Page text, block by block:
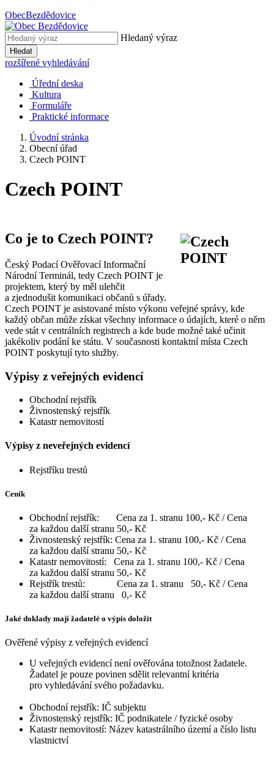
ObecBezdědovice
Hledaný výraz
Hledat
rozšířené vyhledávání
Úřední deska
Kultura
Formuláře
Praktické informace
Úvodní stránka
Obecní úřad
Czech POINT
Czech POINT
Co je to Czech POINT?
Český Podací Ověřovací Informační
Národní Terminál, tedy Czech POINT je
projektem, který by měl ulehčit
a zjednodušit komunikaci občanů s úřady.
Czech POINT je asistované místo výkonu veřejné správy, kde
každý občan může získat všechny informace o údajích, které o něm
vede stát v centrálních registrech a kde bude možné také učinit
jakékoliv podání ke státu. V současnosti kontaktní místa Czech
POINT poskytují tyto služby.
Výpisy z veřejných evidencí
Obchodní rejstřík
Živnostenský rejstřík
Katastr nemovitostí
Výpisy z neveřejných evidencí
Rejstříku trestů
Ceník
Obchodní rejstřík: Cena za 1. stranu 100,- Kč / Cena
za každou další stranu 50,- Kč
Živnostenský rejstřík: Cena za 1. stranu 100,- Kč / Cena
za každou další stranu 50,- Kč
Katastr nemovitostí: Cena za 1. stranu 100,- Kč / Cena
za každou další stranu 50,- Kč
Rejstřík trestů: Cena za 1. stranu 50,- Kč / Cena
za každou další stranu 0,- Kč
Jaké doklady mají žadatelé o výpis doložit
Ověřené výpisy z veřejných evidencí
U veřejných evidencí není ověřována totožnost žadatele.
Žadatel je pouze povinen sdělit relevantní kritéria
pro vyhledávání svého požadavku.
Obchodní rejstřík: IČ subjektu
Živnostenský rejstřík: IČ podnikatele / fyzické osoby
Katastr nemovitostí: Název katastrálního území a číslo listu
vlastnictví